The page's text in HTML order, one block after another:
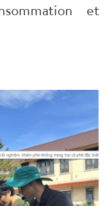
et